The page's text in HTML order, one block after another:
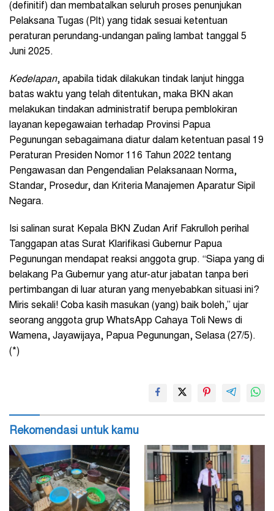
(definitif) dan membatalkan seluruh proses penunjukan
Pelaksana Tugas (Plt) yang tidak sesuai ketentuan
peraturan perundang-undangan paling lambat tanggal 5
Juni 2025.
Kedelapan, apabila tidak dilakukan tindak lanjut hingga
batas waktu yang telah ditentukan, maka BKN akan
melakukan tindakan administratif berupa pemblokiran
layanan kepegawaian terhadap Provinsi Papua
Pegunungan sebagaimana diatur dalam ketentuan pasal 19
Peraturan Presiden Nomor 116 Tahun 2022 tentang
Pengawasan dan Pengendalian Pelaksanaan Norma,
Standar, Prosedur, dan Kriteria Manajemen Aparatur Sipil
Negara.
Isi salinan surat Kepala BKN Zudan Arif Fakrulloh perihal
Tanggapan atas Surat Klarifikasi Gubernur Papua
Pegunungan mendapat reaksi anggota grup. “Siapa yang di
belakang Pa Gubernur yang atur-atur jabatan tanpa beri
pertimbangan di luar aturan yang menyebabkan situasi ini?
Miris sekali! Coba kasih masukan (yang) baik boleh,” ujar
seorang anggota grup WhatsApp Cahaya Toli News di
Wamena, Jayawijaya, Papua Pegunungan, Selasa (27/5).
(*)
Rekomendasi untuk kamu